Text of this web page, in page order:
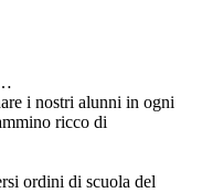
i nostri alunni in ogni
ricco di
ordini di scuola del